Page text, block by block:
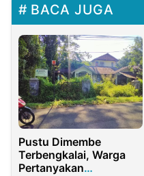
BACA JUGA
Pustu Dimembe
Terbengkalai, Warga
Pertanyakan